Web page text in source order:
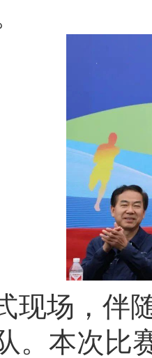
现场，伴
。本次比